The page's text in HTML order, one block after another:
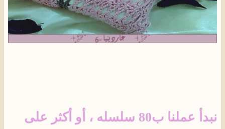
نبدأ عملنا ب80 سلسله ، أو أكثر على